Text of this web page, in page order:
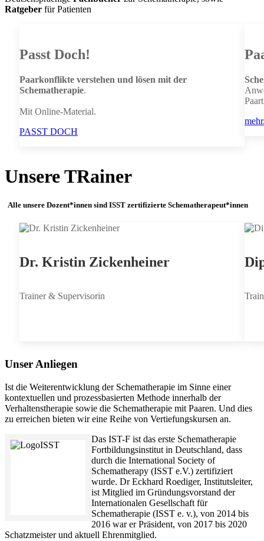
Ratgeber für Patienten
Passt Doch!
Paarkonflikte verstehen und lösen mit der
Schematherapie.
Mit Online-Material.
PASST DOCH
Unsere TRainer
Alle unsere Dozent*innen sind ISST zertifizierte Schematherapeut*innen
Dr. Kristin Zickenheiner
Trainer & Supervisorin
Unser Anliegen
Ist die Weiterentwicklung der Schematherapie im Sinne einer
kontextuellen und prozessbasierten Methode innerhalb der
Verhaltenstherapie sowie die Schematherapie mit Paaren. Und dies
zu erreichen bieten wir eine Reihe von Vertiefungskursen an.
Das IST-F ist das erste Schematherapie
Fortbildungsinstitut in Deutschland, dass
durch die International Society of
Schematherapy (ISST e.V.) zertifiziert
wurde. Dr Eckhard Roediger, Institutsleiter,
ist Mitglied im Gründungsvorstand der
Internationalen Gesellschaft für
Schematherapie (ISST e. v.), von 2014 bis
2016 war er Präsident, von 2017 bis 2020
Schatzmeister und aktuell Ehrenmitglied.